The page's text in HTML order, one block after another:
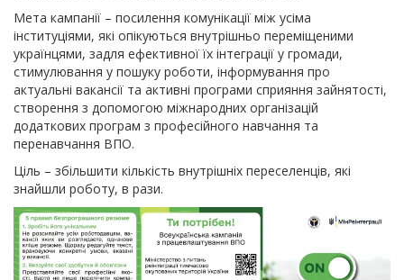
Мета кампанії – посилення комунікації між усіма
інституціями, які опікуються внутрішньо переміщеними
українцями, задля ефективної їх інтеграції у громади,
стимулювання у пошуку роботи, інформування про
актуальні вакансії та активні програми сприяння зайнятості,
створення з допомогою міжнародних організацій
додаткових програм з професійного навчання та
перенавчання ВПО.
Ціль – збільшити кількість внутрішніх переселенців, які
знайшли роботу, в рази.